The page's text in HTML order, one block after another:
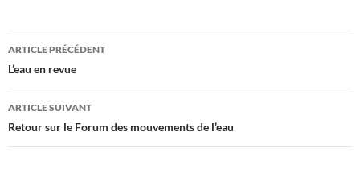
Navigation
des
articles
ARTICLE PRÉCÉDENT
L’eau en revue
ARTICLE SUIVANT
Retour sur le Forum des mouvements de l’eau